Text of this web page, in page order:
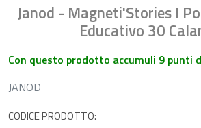
Janod - Magneti'Stories I
Educativo 30
Con questo prodotto accumuli 9 punti
JANOD
CODICE PRODOTTO: